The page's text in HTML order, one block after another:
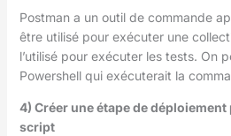
Postman a un outil de commande
être utilisé pour exécuter une
l’utilisé pour exécuter les tests. On
Powershell qui exécuterait la
4) Créer une étape de
script